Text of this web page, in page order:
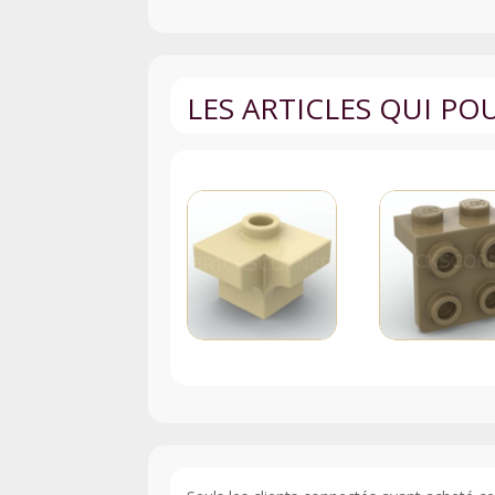
LES ARTICLES QUI